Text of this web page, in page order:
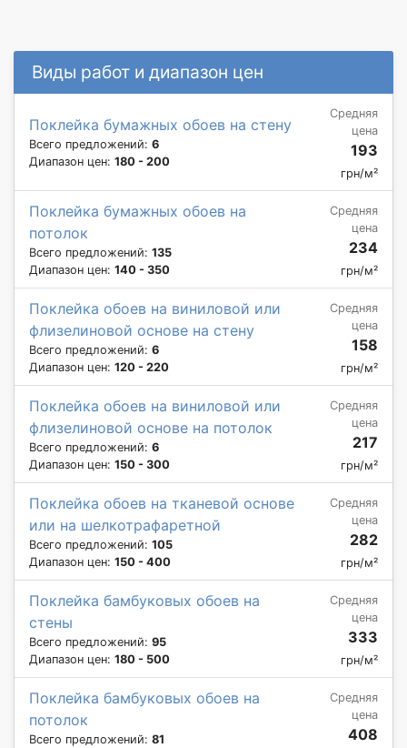
Виды работ и диапазон цен
Поклейка бумажных обоев на стену
Всего предложений: 6
Диапазон цен: 180 - 200
Средняя
цена
193
грн/м²
Поклейка бумажных обоев на
потолок
Всего предложений: 135
Диапазон цен: 140 - 350
Средняя
цена
234
грн/м²
Поклейка обоев на виниловой или
флизелиновой основе на стену
Всего предложений: 6
Диапазон цен: 120 - 220
Средняя
цена
158
грн/м²
Поклейка обоев на виниловой или
флизелиновой основе на потолок
Всего предложений: 6
Диапазон цен: 150 - 300
Средняя
цена
217
грн/м²
Поклейка обоев на тканевой основе
или на шелкотрафаретной
Всего предложений: 105
Диапазон цен: 150 - 400
Средняя
цена
282
грн/м²
Поклейка бамбуковых обоев на
стены
Всего предложений: 95
Диапазон цен: 180 - 500
Средняя
цена
333
грн/м²
Поклейка бамбуковых обоев на
потолок
Всего предложений: 81
Средняя
цена
408